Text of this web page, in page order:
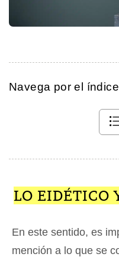
Navega por el
LO EIDÉTICO
En este sentido, es
mención a lo que se